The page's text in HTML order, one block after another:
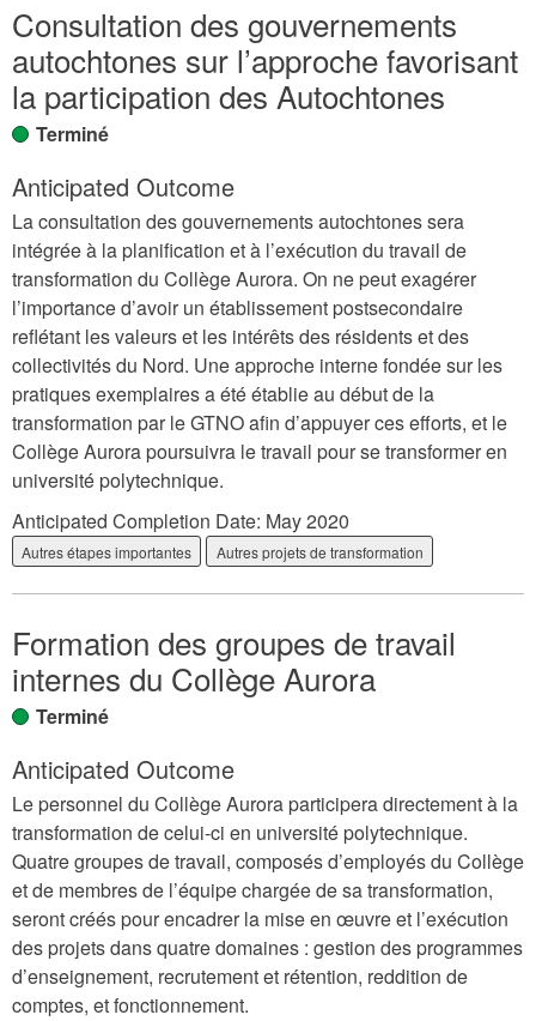
Consultation des gouvernements
autochtones sur l’approche favorisant
la participation des Autochtones
Terminé
Anticipated Outcome
La consultation des gouvernements autochtones sera
intégrée à la planification et à l’exécution du travail de
transformation du Collège Aurora. On ne peut exagérer
l’importance d’avoir un établissement postsecondaire
reflétant les valeurs et les intérêts des résidents et des
collectivités du Nord. Une approche interne fondée sur les
pratiques exemplaires a été établie au début de la
transformation par le GTNO afin d’appuyer ces efforts, et le
Collège Aurora poursuivra le travail pour se transformer en
université polytechnique.
Anticipated Completion Date: May 2020
Autres étapes importantes Autres projets de transformation
Formation des groupes de travail
internes du Collège Aurora
Terminé
Anticipated Outcome
Le personnel du Collège Aurora participera directement à la
transformation de celui-ci en université polytechnique.
Quatre groupes de travail, composés d’employés du Collège
et de membres de l’équipe chargée de sa transformation,
seront créés pour encadrer la mise en œuvre et l’exécution
des projets dans quatre domaines : gestion des programmes
d’enseignement, recrutement et rétention, reddition de
comptes, et fonctionnement.